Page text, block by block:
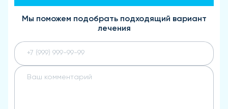
Мы поможем подобрать подходящий вариант
лечения